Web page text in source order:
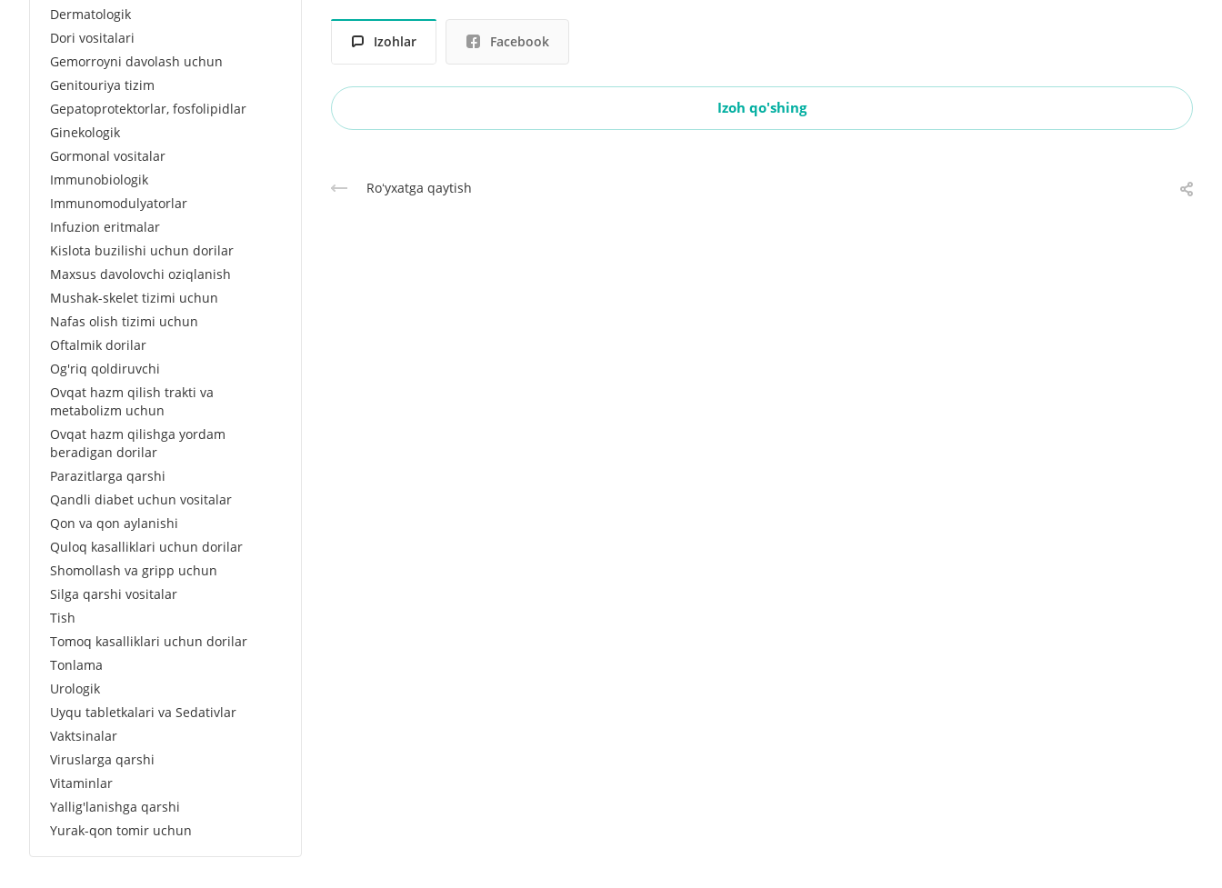
Izohlar Facebook
Izoh qo'shing
Roʻyxatga qaytish
Dermatologik
Dori vositalari
Gemorroyni davolash uchun
Genitouriya tizim
Gepatoprotektorlar, fosfolipidlar
Ginekologik
Gormonal vositalar
Immunobiologik
Immunomodulyatorlar
Infuzion eritmalar
Kislota buzilishi uchun dorilar
Maxsus davolovchi oziqlanish
Mushak-skelet tizimi uchun
Nafas olish tizimi uchun
Oftalmik dorilar
Og'riq qoldiruvchi
Ovqat hazm qilish trakti va
metabolizm uchun
Ovqat hazm qilishga yordam
beradigan dorilar
Parazitlarga qarshi
Qandli diabet uchun vositalar
Qon va qon aylanishi
Quloq kasalliklari uchun dorilar
Shomollash va gripp uchun
Silga qarshi vositalar
Tish
Tomoq kasalliklari uchun dorilar
Tonlama
Urologik
Uyqu tabletkalari va Sedativlar
Vaktsinalar
Viruslarga qarshi
Vitaminlar
Yallig'lanishga qarshi
Yurak-qon tomir uchun